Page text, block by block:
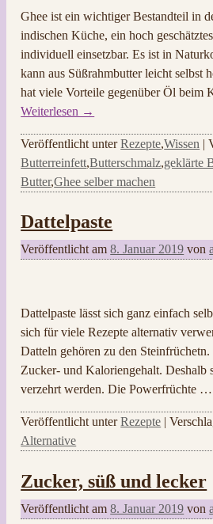
Ghee ist ein wichtiger Bestandteil in
indischen Küche, ein hoch
individuell einsetzbar. Es ist in
kann aus Süßrahmbutter leicht selbst
hat viele Vorteile gegenüber Öl beim
Weiterlesen →
Veröffentlicht unter Rezepte,Wissen |
Butterreinfett,Butterschmalz,geklärte
Butter,Ghee selber machen
Dattelpaste
Veröffentlicht am8. Januar 2019 von
Dattelpaste lässt sich ganz einfach
sich für viele Rezepte alternativ
Datteln gehören zu den Steinfrüchetn.
Zucker- und Kaloriengehalt. Deshalb
verzehrt werden. Die Powerfrüchte …
Veröffentlicht unter Rezepte |
Alternative
Zucker, süß und lecker
Veröffentlicht am8. Januar 2019 von